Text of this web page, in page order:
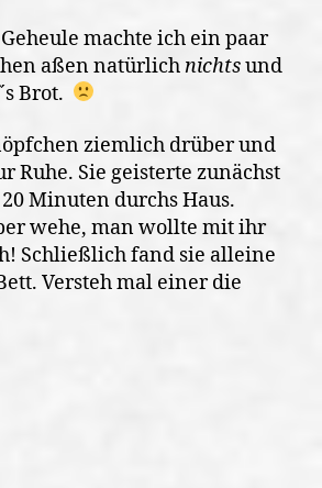
machte ich ein paar
aßen natürlichnichtsund
Brot.
ziemlich drüber und
Ruhe. Sie geisterte zunächst
Minuten durchs Haus.
wehe, man wollte mit ihr
Schließlich fand sie alleine
Versteh mal einer die